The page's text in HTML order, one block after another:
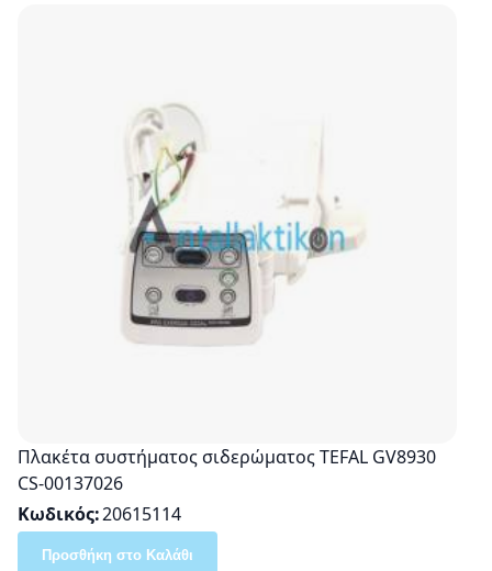
Πλακέτα συστήματος σιδερώματος TEFAL GV8930
CS-00137026
Κωδικός 20615114
Προσθήκη στο Καλάθι